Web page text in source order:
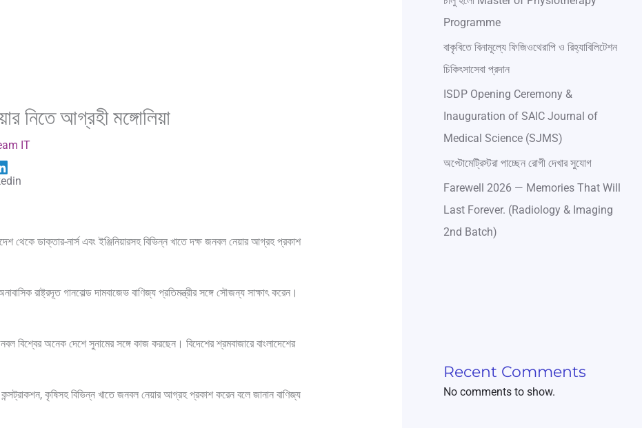
নিতে আগ্রহী মঙ্গোলিয়া
IT
থেকে ডাক্তার-নার্স এবং ইঞ্জিনিয়ারসহ বিভিন্ন খাতে দক্ষ জনবল নেয়ার আগ্রহ প্রকাশ
রাষ্ট্রদূত গানবোল্ড দামবাজেভ বাণিজ্য প্রতিমন্ত্রীর সঙ্গে সৌজন্য সাক্ষাৎ করেন।
বিশ্বের অনেক দেশে সুনামের সঙ্গে কাজ করছেন। বিদেশের শ্রমবাজারে বাংলাদেশের
কন্সট্রাকশন, কৃষিসহ বিভিন্ন খাতে জনবল নেয়ার আগ্রহ প্রকাশ করেন বলে জানান বাণিজ্য
Programme
বাকৃবিতে বিনামূল্যে ফিজিওথেরাপি ও রিহ্যাবিলিটেশন
চিকিৎসাসেবা প্রদান
ISDP Opening Ceremony &
Inauguration of SAIC Journal of
Medical Science (SJMS)
অপ্টোমেট্রিস্টরা পাচ্ছেন রোগী দেখার সুযোগ
Farewell 2026 — Memories That Will
Last Forever. (Radiology & Imaging
2nd Batch)
Recent Comments
No comments to show.